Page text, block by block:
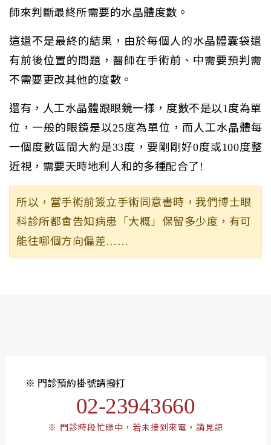
師來判斷最終所需要的水晶體度數。
這還不是最終的結果，由於每個人的水晶體囊袋還
有前後位置的問題，醫師在手術前、中需要預判需
不需要更改其他的度數。
還有，人工水晶體跟眼鏡一樣，度數不是以1度為單
位，一般的眼鏡是以25度為單位，而人工水晶體每
一個度數區間大約是33度，要剛剛好0度或100度整
近視，需要天時地利人和的多種配合了!
所以，當手術前簽立手術同意書時，我們博士眼
科診所都會告知病患「大概」保留多少度，有可
能往哪個方向偏差……
※ 門診預約掛號請撥打
02-23943660
※ 門診時段忙碌中，若未接到來電，請見諒